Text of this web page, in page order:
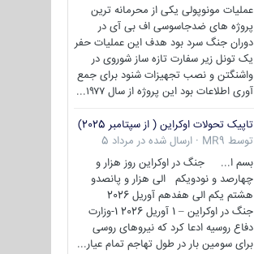
عملیات مونوپولی یکی از محرمانه ترین
پروژه های ضدجاسوسی اف بی آی در
دوران جنگ سرد بود هدف این عملیات حفر
یک تونل زیر سفارت تازه ساز شوروی در
واشنگتن و نصب تجهیزات شنود برای جمع
آوری اطلاعات بود این پروژه از سال ۱۹۷۷...
تاپیک تحولات اوکراین ( از سپتامبر 2025)
توسط MR9
· ارسال شده در مرداد 5
بسم ا... جنگ در اوکراین روز هزار و
چهارصد و نودویکم الی هزار و پانصدو
هشتم یکم الی هفدهم آوریل 2026
جنگ در اوکراین – 1 آوریل 2026 1-وزارت
دفاع روسیه ادعا کرد که نیروهای روسی
برای سومین بار در طول تهاجم تمام عیار...